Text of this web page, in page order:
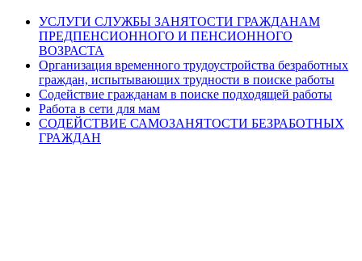
УСЛУГИ СЛУЖБЫ ЗАНЯТОСТИ ГРАЖДАНАМ
ПРЕДПЕНСИОННОГО И ПЕНСИОННОГО
ВОЗРАСТА
Организация временного трудоустройства безработных
граждан, испытывающих трудности в поиске работы
Содействие гражданам в поиске подходящей работы
Работа в сети для мам
СОДЕЙСТВИЕ САМОЗАНЯТОСТИ БЕЗРАБОТНЫХ
ГРАЖДАН